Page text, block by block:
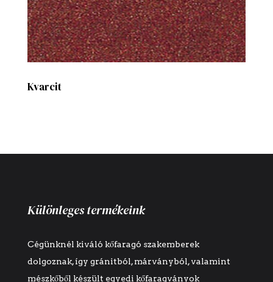
Kvarcit
Különleges termékeink
Cégünknél kiváló kőfaragó szakemberek
dolgoznak, így gránitból, márványból, valamint
mészkőből készült egyedi kőfaragványok